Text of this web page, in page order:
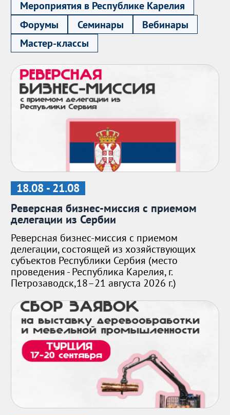
Мероприятия в Республике Карелия
Форумы
Семинары
Вебинары
Мастер-классы
18.08 - 21.08
Реверсная бизнес-миссия с приемом
делегации из Сербии
Реверсная бизнес-миссия с приемом
делегации, состоящей из хозяйствующих
субъектов Республики Сербия (место
проведения - Республика Карелия, г.
Петрозаводск,18–21 августа 2026 г.)